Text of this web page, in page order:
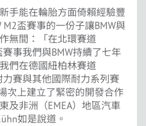
手能在輪胎方面倚賴經驗豐
盃賽事的一份子讓BMW與
無間：「在北環賽道
賽事我們與BMW持續了七年
們在德國紐柏林賽道
力賽與其他國際耐力系列賽
次上建立了緊密的開發合作
及非洲（EMEA）地區汽車
如是說道。